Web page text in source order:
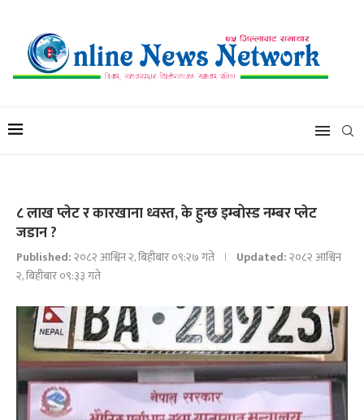
८ लाख प्लेट र कारखाना ध्वस्त, के हुन्छ इम्बोस्ड नम्बर प्लेट
जडान ?
Published:२०८२ आश्विन २, बिहीबार ०९:२७ गते Updated:२०८२ आश्विन
२, बिहीबार ०९:३३ गते